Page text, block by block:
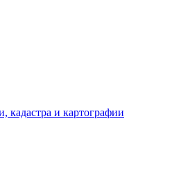
кадастра и картографии